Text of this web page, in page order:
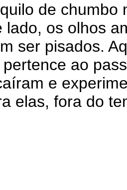
de chumbo
lado, os olhos
ser pisados.
ao
e
elas, fora do